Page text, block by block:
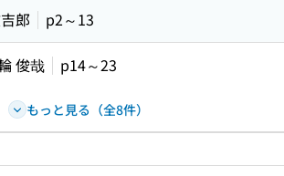
郎 p2～13
俊哉 p14～23
もっと見る（全8件）